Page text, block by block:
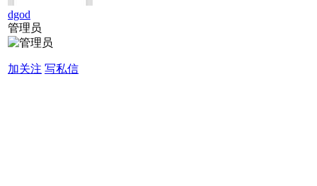
dgod
管理员
加关注 写私信